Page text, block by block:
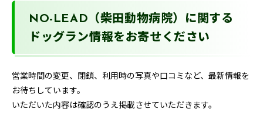
NO-LEAD（柴田動物病院）に関する
ドッグラン情報をお寄せください
営業時間の変更、閉鎖、利用時の写真や口コミなど、最新情報を
お待ちしています。
いただいた内容は確認のうえ掲載させていただきます。